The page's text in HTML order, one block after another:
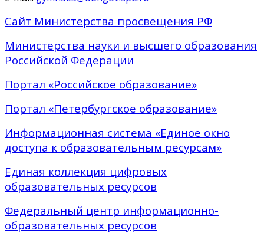
Сайт Министерства просвещения РФ
Министерства науки и высшего образования
Российской Федерации
Портал «Российское образование»
Портал «Петербургское образование»
Информационная система «Единое окно
доступа к образовательным ресурсам»
Единая коллекция цифровых
образовательных ресурсов
Федеральный центр информационно-
образовательных ресурсов